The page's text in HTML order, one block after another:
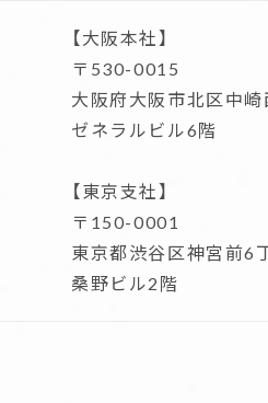
【大阪本社】
〒530-0015
大阪府大阪市北区中
ゼネラルビル6階
【東京支社】
〒150-0001
東京都渋谷区神宮前6
桑野ビル2階